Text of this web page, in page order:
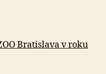
Bratislava v roku